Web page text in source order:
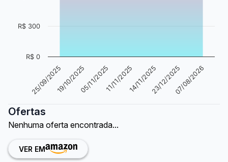
25/09/202519/10/202505/11/202511/11/202514/11/202523/12/202507/08/2026
R$ 0
R$ 300
Ofertas
Nenhuma oferta encontrada...
VER EM